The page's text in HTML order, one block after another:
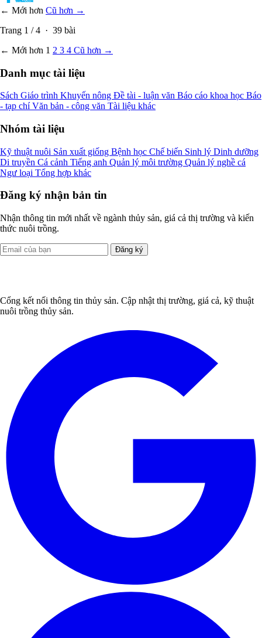
← Mới hơn Cũ hơn →
Trang 1 /4 · 39 bài
← Mới hơn 1 2 3 4 Cũ hơn →
Danh mục tài liệu
Sách Giáo trình Khuyến nông Đề tài - luận văn Báo cáo khoa học Báo
- tạp chíVăn bản - công văn Tài liệu khác
Nhóm tài liệu
Kỹ thuật nuôi Sản xuất giống Bệnh học Chế biến Sinh lý Dinh dưỡng
Di truyền Cá cảnh Tiếng anh Quản lý môi trường Quản lý nghề cá
Ngư loại Tổng hợp khác
Đăng ký nhận bản tin
Nhận thông tin mới nhất về ngành thủy sản, giá cả thị trường và kiến
thức nuôi trồng.
Đăng ký
Cổng kết nối thông tin thủy sản. Cập nhật thị trường, giá cả, kỹ thuật
nuôi trồng thủy sản.